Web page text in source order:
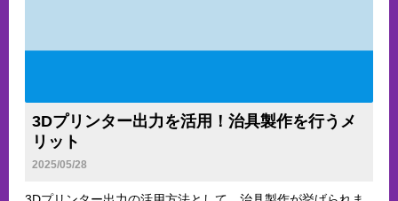
3Dプリンター出力を活用！治具製作を行うメ
リット
2025/05/28